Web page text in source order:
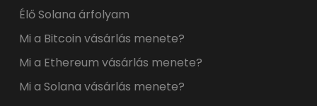
Élő Solana árfolyam
Mi a Bitcoin vásárlás menete?
Mi a Ethereum vásárlás menete?
Mi a Solana vásárlás menete?